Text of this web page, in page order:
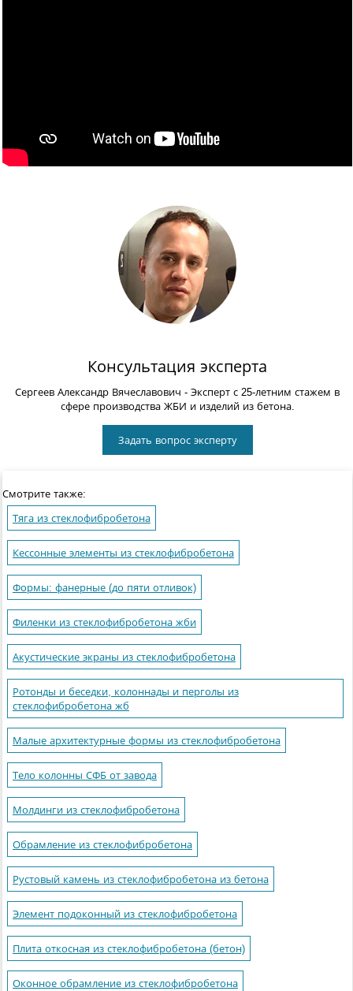
Консультация эксперта
Сергеев Александр Вячеславович - Эксперт с 25-летним стажем в
сфере производства ЖБИ и изделий из бетона.
Задать вопрос эксперту
Смотрите также:
Тяга из стеклофибробетона
Кессонные элементы из стеклофибробетона
Формы: фанерные (до пяти отливок)
Филенки из стеклофибробетона жби
Акустические экраны из стеклофибробетона
Ротонды и беседки, колоннады и перголы из
стеклофибробетона жб
Малые архитектурные формы из стеклофибробетона
Тело колонны СФБ от завода
Молдинги из стеклофибробетона
Обрамление из стеклофибробетона
Рустовый камень из стеклофибробетона из бетона
Элемент подоконный из стеклофибробетона
Плита откосная из стеклофибробетона (бетон)
Оконное обрамление из стеклофибробетона